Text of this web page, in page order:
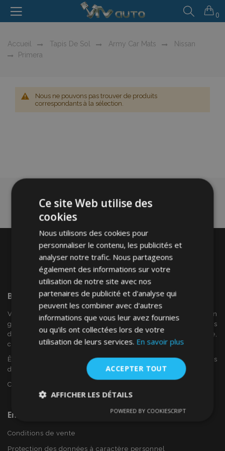
0
Accueil Tapis De Sol Army Car Mats
Nissan
Primera
Nous ne pouvons pas trouver de produits
correspondants à la sélection.
Bienvenue SurVTVAuto
VTV voiture est un détaillant européen et fournisseur en
gros d'accessoires automobiles tels que:. les enjoliveurs, les
déflecteurs de vent, housses de siège, tapis de voiture,
couvertures de chrome et cadres ...
Êtes-vous intéressé par dropshipping ou voulez-vous
devenir notre partenaire?
Contactez-nous dès aujourd'hui!
En Savoir Plus Sur VTVAuto
Conditions de vente
Protection des données à caractère personnel
Ce site Web utilise des
cookies
Nous utilisons des cookies pour
personnaliser le contenu, les publicités et
analyser notre trafic. Nous partageons
également des informations sur votre
utilisation de notre site avec nos
partenaires de publicité et d'analyse qui
peuvent les combiner avec d'autres
informations que vous leur avez fournies
ou qu'ils ont collectées lors de votre
utilisation de leurs services. En savoir plus
ACCEPTER TOUT
AFFICHER LES DÉTAILS
Performance Ciblage
POWERED BY COOKIESCRIPT